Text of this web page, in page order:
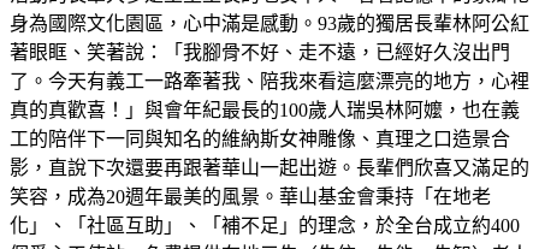
身為國際文化園區，心中滿是感動。93歲的獨居長輩林阿公紅
著眼眶、笑著說：「我腳骨不好、走不遠，已經好久沒出門
了。今天有義工一路牽著我、陪我來看這麼漂亮的地方，心裡
真的真歡喜！」與會年紀最長的100歲人瑞吳林阿嬤，也在義
工的陪伴下一同與知名的維納斯女神雕像、真理之口造景合
影，直說下次還要再跟著華山一起出遊。長輩們欣喜又滿足的
笑容，成為20週年最美的風景。華山基金會秉持「在地老
化」、「社區互助」、「補不足」的理念，於全台成立約400